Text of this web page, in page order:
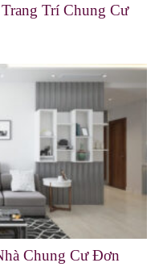
Trí Chung Cư
Chung Cư Đơn